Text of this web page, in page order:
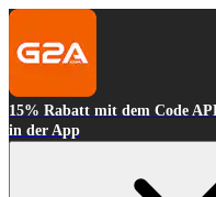
15% Rabatt mit dem Code
in der App